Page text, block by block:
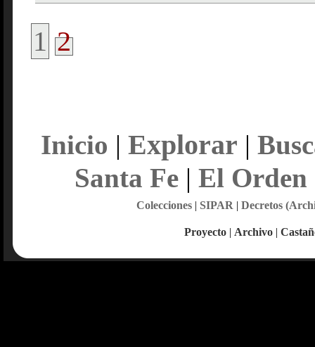
1 2
Inicio | Explorar |
Santa Fe| El Orden
Colecciones| SIPAR | Decretos
Proyecto | Archivo |